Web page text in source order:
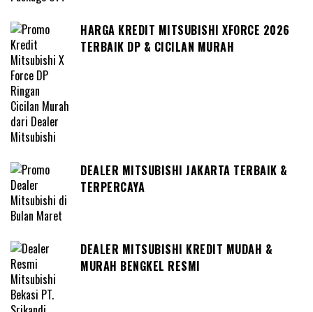
HARGA KREDIT MITSUBISHI XFORCE 2026
TERBAIK DP & CICILAN MURAH
DEALER MITSUBISHI JAKARTA TERBAIK &
TERPERCAYA
DEALER MITSUBISHI KREDIT MUDAH &
MURAH BENGKEL RESMI